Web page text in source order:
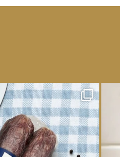
Salami, so many
0